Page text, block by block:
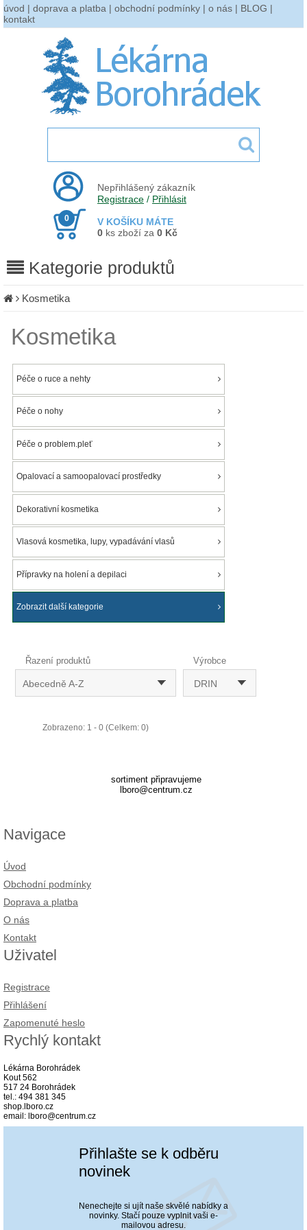
úvod | doprava a platba | obchodní podmínky | o nás | BLOG |
kontakt
Nepřihlášený zákazník
Registrace / Přihlásit
V KOŠÍKU MÁTE
0
0 ks zboží za 0 Kč
Kategorie produktů
Kosmetika
Kosmetika
Péče o ruce a nehty
Péče o nohy
Péče o problem.pleť
Opalovací a samoopalovací prostředky
Dekorativní kosmetika
Vlasová kosmetika, lupy, vypadávání vlasů
Přípravky na holení a depilaci
Zobrazit další kategorie
Řazení produktů
Abecedně A-Z
Výrobce
DRIN
Zobrazeno: 1 - 0 (Celkem: 0)
sortiment připravujeme
lboro@centrum.cz
Navigace
Úvod
Obchodní podmínky
Doprava a platba
O nás
Kontakt
Uživatel
Registrace
Přihlášení
Zapomenuté heslo
Rychlý kontakt
Lékárna Borohrádek
Kout 562
517 24 Borohrádek
tel.: 494 381 345
shop.lboro.cz
email: lboro@centrum.cz
Přihlašte se k odběru
novinek
Nenechejte si ujít naše skvělé nabídky a
novinky. Stačí pouze vyplnit vaši e-
mailovou adresu.